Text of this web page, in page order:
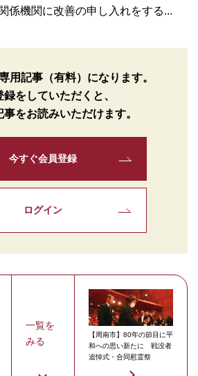
係機関に改善の申し入れをする...
用記事（有料）になります。
録をしていただくと、
をお読みいただけます。
今すぐ会員登録
ログイン
一覧を
みる
【周南市】80年の節目に平
和への思い新たに 戦没者
追悼式・合同慰霊祭